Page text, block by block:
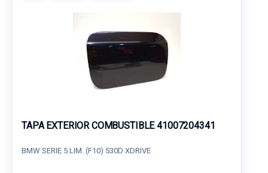
TAPA EXTERIOR COMBUSTIBLE 41007204341
BMW SERIE 5 LIM. (F10) 530D XDRIVE